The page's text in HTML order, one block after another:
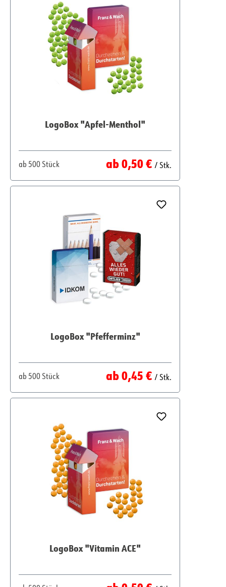
LogoBox "Apfel-Menthol"
ab 500 Stück Regulärer Preis:
ab0,50 €/ Stk.
LogoBox "Pfefferminz"
ab 500 Stück Regulärer Preis:
ab0,45 € / Stk.
LogoBox "Vitamin ACE"